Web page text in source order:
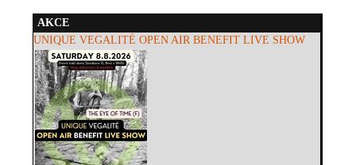
AKCE
UNIQUE VEGALITÉ OPEN AIR BENEFIT LIVE SHOW